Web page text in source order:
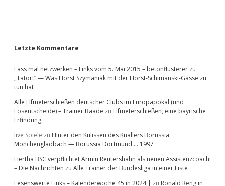
Letzte Kommentare
Lass mal netzwerken – Links vom 5. Mai 2015 – betonflüsterer zu
„Tatort“ — Was Horst Szymaniak mit der Horst-Schimanski-Gasse zu
tun hat
Alle Elfmeterschießen deutscher Clubs im Europapokal (und
Losentscheide) – Trainer Baade zu Elfmeterschießen, eine bayrische
Erfindung
live Spiele zu Hinter den Kulissen des Knallers Borussia
Mönchengladbach — Borussia Dortmund … 1997
Hertha BSC verpflichtet Armin Reutershahn als neuen Assistenzcoach!
– Die Nachrichten zu Alle Trainer der Bundesliga in einer Liste
Lesenswerte Links – Kalenderwoche 45 in 2024 | zu Ronald Reng in